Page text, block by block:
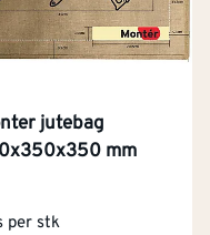
jutebag
mm
per stk